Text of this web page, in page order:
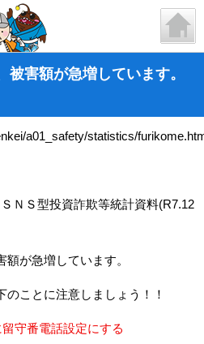
害額が急増しています。
a01_safety/statistics/
ＮＳ型投資詐欺等統計資料(R7.12
が急増しています。
ことに注意しましょう！！
守番電話設定にする